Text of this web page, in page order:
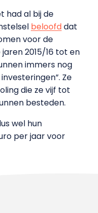
had al bij de
beloofddat
voor de
2015/16 tot en
immers nog
Ze
die ze vijf tot
besteden.
wel hun
per jaar voor